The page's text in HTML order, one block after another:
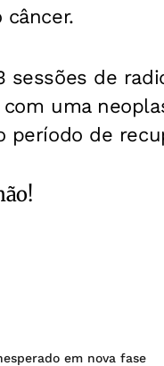
sessões de
uma
período de
em nova fase